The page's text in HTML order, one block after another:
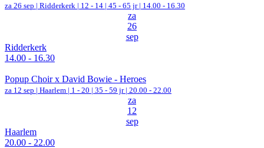
za 26 sep | Ridderkerk | 12 - 14 | 45 - 65 jr | 14.00 - 16.30
za
26
sep
Ridderkerk
14.00 - 16.30
Popup Choir x David Bowie - Heroes
za 12 sep | Haarlem | 1 - 20 | 35 - 59 jr | 20.00 - 22.00
za
12
sep
Haarlem
20.00 - 22.00